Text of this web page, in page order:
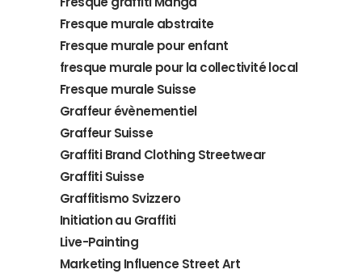
Fresque murale abstraite
Fresque murale pour enfant
fresque murale pour la collectivité local
Fresque murale Suisse
Graffeur évènementiel
Graffeur Suisse
Graffiti Brand Clothing Streetwear
Graffiti Suisse
Graffitismo Svizzero
Initiation au Graffiti
Live-Painting
Marketing Influence Street Art